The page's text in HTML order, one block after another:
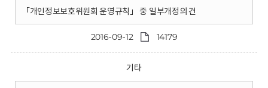
「개인정보보호위원회 운영규칙」 중 일부개정의 건
2016-09-12 14179
기타